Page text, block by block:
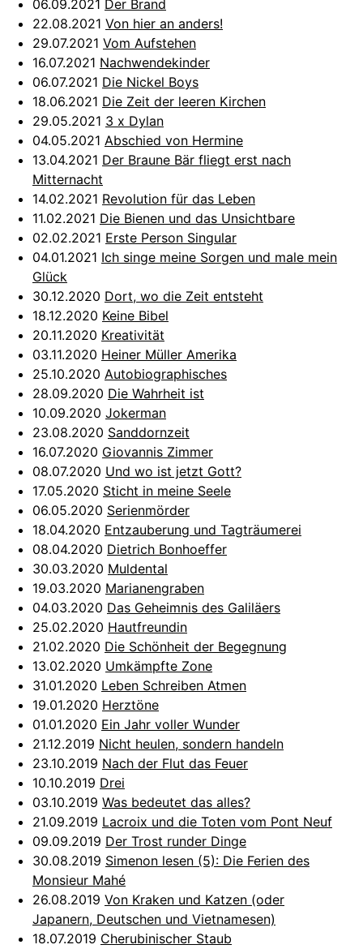
06.09.2021 Der Brand
22.08.2021 Von hier an anders!
29.07.2021 Vom Aufstehen
16.07.2021 Nachwendekinder
06.07.2021 Die Nickel Boys
18.06.2021 Die Zeit der leeren Kirchen
29.05.2021 3 x Dylan
04.05.2021 Abschied von Hermine
13.04.2021 Der Braune Bär fliegt erst nach
Mitternacht
14.02.2021 Revolution für das Leben
11.02.2021 Die Bienen und das Unsichtbare
02.02.2021 Erste Person Singular
04.01.2021 Ich singe meine Sorgen und male mein
Glück
30.12.2020 Dort, wo die Zeit entsteht
18.12.2020 Keine Bibel
20.11.2020 Kreativität
03.11.2020 Heiner Müller Amerika
25.10.2020 Autobiographisches
28.09.2020 Die Wahrheit ist
10.09.2020 Jokerman
23.08.2020 Sanddornzeit
16.07.2020 Giovannis Zimmer
08.07.2020 Und wo ist jetzt Gott?
17.05.2020 Sticht in meine Seele
06.05.2020 Serienmörder
18.04.2020 Entzauberung und Tagträumerei
08.04.2020 Dietrich Bonhoeffer
30.03.2020 Muldental
19.03.2020 Marianengraben
04.03.2020 Das Geheimnis des Galiläers
25.02.2020 Hautfreundin
21.02.2020 Die Schönheit der Begegnung
13.02.2020 Umkämpfte Zone
31.01.2020 Leben Schreiben Atmen
19.01.2020 Herztöne
01.01.2020 Ein Jahr voller Wunder
21.12.2019 Nicht heulen, sondern handeln
23.10.2019 Nach der Flut das Feuer
10.10.2019 Drei
03.10.2019 Was bedeutet das alles?
21.09.2019 Lacroix und die Toten vom Pont Neuf
09.09.2019 Der Trost runder Dinge
30.08.2019 Simenon lesen (5): Die Ferien des
Monsieur Mahé
26.08.2019 Von Kraken und Katzen (oder
Japanern, Deutschen und Vietnamesen)
18.07.2019 Cherubinischer Staub